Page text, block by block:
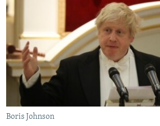
RSE PRIČE IZ SVIJETA
ISPRIČAJ MI
DNEVNO@RSE
SPECIJALI RSE
VIŠE OD NASLOVA
GENOCID U SREBRENICI
PRATITE NAS
Boris Johnson